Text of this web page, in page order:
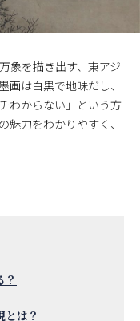
象を描き出す、東アジ
は白黒で地味だし、
わからない」という方
力をわかりやすく、
は？